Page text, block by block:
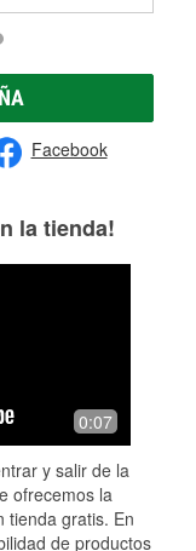
Facebook
la tienda!
0:07
y salir de la
ofrecemos la
tienda gratis. En
de productos